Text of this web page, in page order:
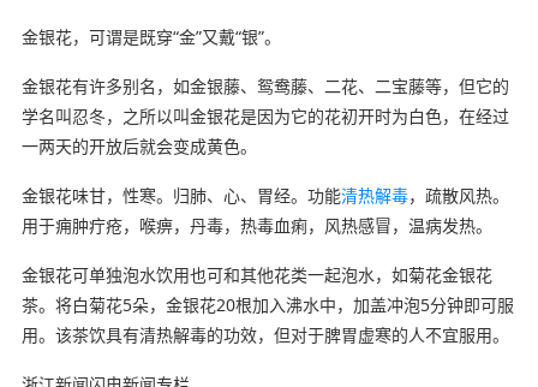
金银花，可谓是既穿“金”又戴“银”。
金银花有许多别名，如金银藤、鸳鸯藤、二花、二宝藤等，但它的
学名叫忍冬，之所以叫金银花是因为它的花初开时为白色，在经过
一两天的开放后就会变成黄色。
金银花味甘，性寒。归肺、心、胃经。功能清热解毒，疏散风热。
用于痈肿疔疮，喉痹，丹毒，热毒血痢，风热感冒，温病发热。
金银花可单独泡水饮用也可和其他花类一起泡水，如菊花金银花
茶。将白菊花5朵，金银花20根加入沸水中，加盖冲泡5分钟即可服
用。该茶饮具有清热解毒的功效，但对于脾胃虚寒的人不宜服用。